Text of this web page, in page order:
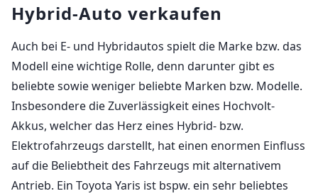
Hybrid-Auto verkaufen
Auch bei E- und Hybridautos spielt die Marke bzw. das
Modell eine wichtige Rolle, denn darunter gibt es
beliebte sowie weniger beliebte Marken bzw. Modelle.
Insbesondere die Zuverlässigkeit eines Hochvolt-
Akkus, welcher das Herz eines Hybrid- bzw.
Elektrofahrzeugs darstellt, hat einen enormen Einfluss
auf die Beliebtheit des Fahrzeugs mit alternativem
Antrieb. Ein Toyota Yaris ist bspw. ein sehr beliebtes